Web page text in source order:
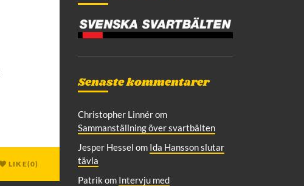
LIKE(0)
Senaste kommentarer
Christopher Linnérom
Sammanställning över svartbälten
Jesper Hessel om Ida Hansson slutar
tävla
Patrik om Intervju med